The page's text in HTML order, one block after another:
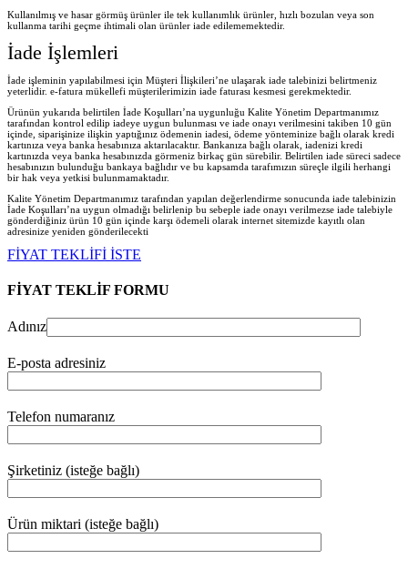
Kullanılmış ve hasar görmüş ürünler ile tek kullanımlık ürünler, hızlı bozulan veya son
kullanma tarihi geçme ihtimali olan ürünler iade edilememektedir.
İade İşlemleri
İade işleminin yapılabilmesi için Müşteri İlişkileri’ne ulaşarak iade talebinizi belirtmeniz
yeterlidir. e-fatura mükellefi müşterilerimizin iade faturası kesmesi gerekmektedir.
Ürünün yukarıda belirtilen İade Koşulları’na uygunluğu Kalite Yönetim Departmanımız
tarafından kontrol edilip iadeye uygun bulunması ve iade onayı verilmesini takiben 10 gün
içinde, siparişinize ilişkin yaptığınız ödemenin iadesi, ödeme yönteminize bağlı olarak kredi
kartınıza veya banka hesabınıza aktarılacaktır. Bankanıza bağlı olarak, iadenizi kredi
kartınızda veya banka hesabınızda görmeniz birkaç gün sürebilir. Belirtilen iade süreci sadece
hesabınızın bulunduğu bankaya bağlıdır ve bu kapsamda tarafımızın süreçle ilgili herhangi
bir hak veya yetkisi bulunmamaktadır.
Kalite Yönetim Departmanımız tarafından yapılan değerlendirme sonucunda iade talebinizin
İade Koşulları’na uygun olmadığı belirlenip bu sebeple iade onayı verilmezse iade talebiyle
gönderdiğiniz ürün 10 gün içinde karşı ödemeli olarak internet sitemizde kayıtlı olan
adresinize yeniden gönderilecekti
FİYAT TEKLİFİ İSTE
FİYAT TEKLİF FORMU
Adınız
E-posta adresiniz
Telefon numaranız
Şirketiniz (isteğe bağlı)
Ürün miktari (isteğe bağlı)